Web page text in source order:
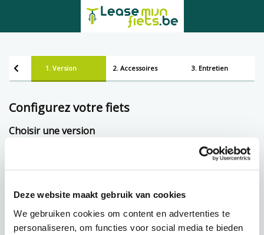
Deze website maakt gebruik van cookies
We gebruiken cookies om content en advertenties te
personaliseren, om functies voor social media te bieden
1. Version 2. Accessoires 3. Entretien
Configurez votre fiets
Choisir une version